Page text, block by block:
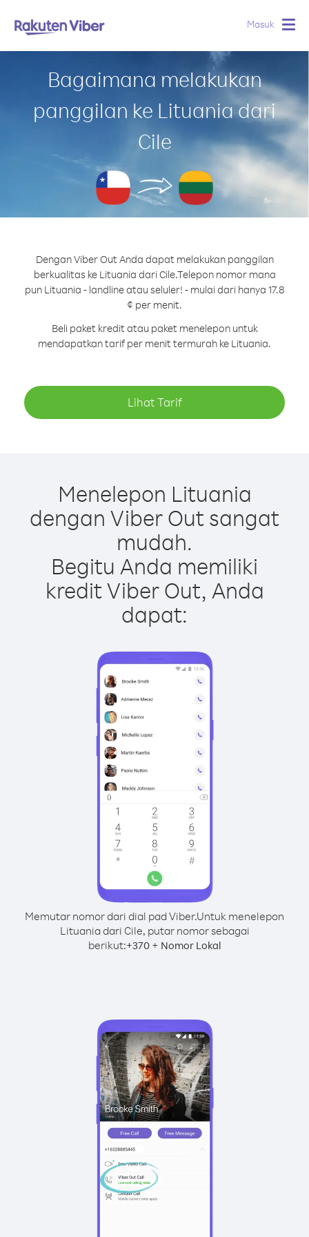
Masuk
Bagaimana melakukan
panggilan ke Lituania dari
Cile
Dengan Viber Out Anda dapat melakukan panggilan
berkualitas ke Lituania dari Cile.Telepon nomor mana
pun Lituania - landline atau seluler! - mulai dari hanya 17.8
¢ per menit.
Beli paket kredit atau paket menelepon untuk
mendapatkan tarif per menit termurah ke Lituania.
Lihat Tarif
Menelepon Lituania
dengan Viber Out sangat
mudah.
Begitu Anda memiliki
kredit Viber Out, Anda
dapat:
Memutar nomor dari dial pad Viber.Untuk menelepon
Lituania dari Cile, putar nomor sebagai
berikut:+370+ Nomor Lokal